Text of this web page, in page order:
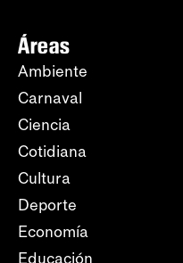
Áreas
Ambiente
Carnaval
Ciencia
Cotidiana
Cultura
Deporte
Economía
Educación